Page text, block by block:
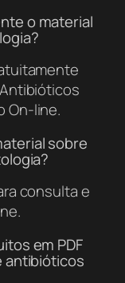
o material
On-line.
sobre
consulta e
em PDF
antibióticos